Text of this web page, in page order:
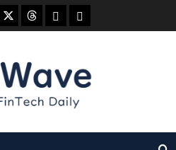
X ThreadsBlueskyMastodon